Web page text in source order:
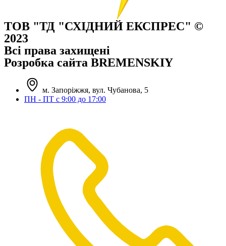
ТОВ "ТД "СХІДНИЙ ЕКСПРЕС" ©
2023
Всі права захищені
Розробка сайта BREMENSKIY
м. Запоріжжя, вул. Чубанова, 5
ПН - ПТ с 9:00 до 17:00